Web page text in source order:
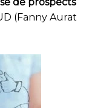
de prospects
(Fanny Aurat